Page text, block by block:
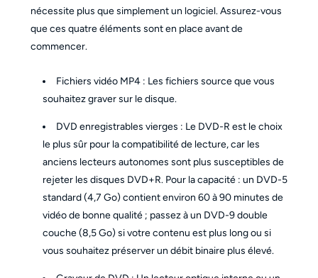
nécessite plus que simplement un logiciel. Assurez-vous
que ces quatre éléments sont en place avant de
commencer.
Fichiers vidéo MP4 : Les fichiers source que vous
souhaitez graver sur le disque.
DVD enregistrables vierges : Le DVD-R est le choix
le plus sûr pour la compatibilité de lecture, car les
anciens lecteurs autonomes sont plus susceptibles de
rejeter les disques DVD+R. Pour la capacité : un DVD-5
standard (4,7 Go) contient environ 60 à 90 minutes de
vidéo de bonne qualité ; passez à un DVD-9 double
couche (8,5 Go) si votre contenu est plus long ou si
vous souhaitez préserver un débit binaire plus élevé.